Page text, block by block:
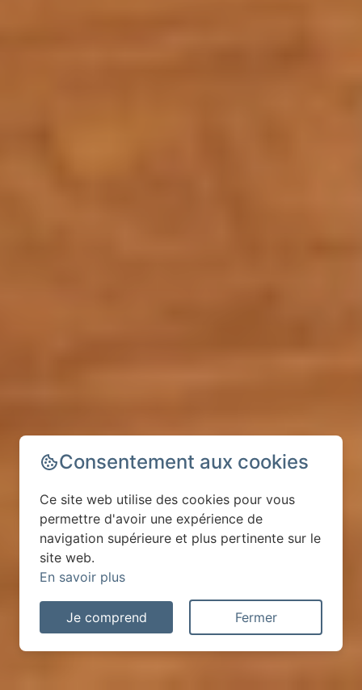
Consentement aux cookies
Ce site web utilise des cookies pour vous
permettre d'avoir une expérience de
navigation supérieure et plus pertinente sur le
site web.
En savoir plus
Je comprend Fermer